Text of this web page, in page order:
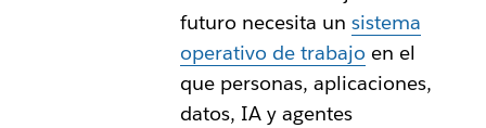
futuro necesita un sistema
operativo de trabajo en el
que personas, aplicaciones,
datos, IA y agentes